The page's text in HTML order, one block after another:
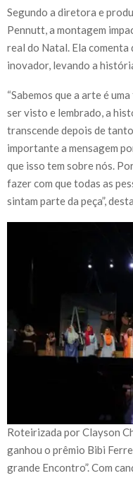
Segundo a diretora e
Pennutt, a montagem
real do Natal. Ela comenta
inovador, levando a
“Sabemos que a arte é
ser visto e lembrado, a
transcende depois de
importante a mensagem
que isso tem sobre nós.
fazer com que todas as
sintam parte da peça”,
Roteirizada por Clayson
ganhou o prêmio Bibi
grande Encontro”. Com